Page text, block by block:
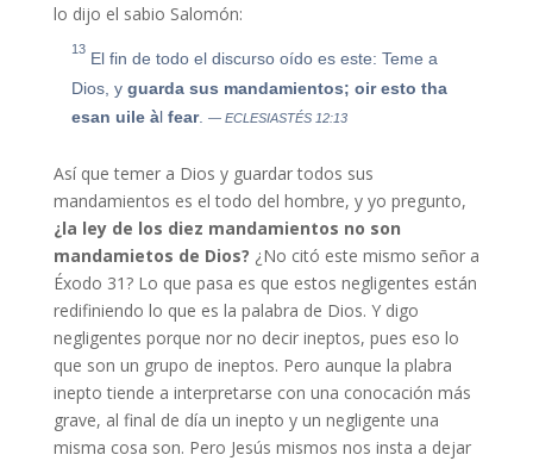
lo dijo el sabio Salomón:
13El fin de todo el discurso oído es este: Teme a
Dios, y guarda sus mandamientos; oir esto tha
esan uile àl fear. — ECLESIASTÉS 12:13
Así que temer a Dios y guardar todos sus
mandamientos es el todo del hombre, y yo pregunto,
¿la ley de los diez mandamientos no son
mandamietos de Dios? ¿No citó este mismo señor a
Éxodo 31? Lo que pasa es que estos negligentes están
redifiniendo lo que es la palabra de Dios. Y digo
negligentes porque nor no decir ineptos, pues eso lo
que son un grupo de ineptos. Pero aunque la plabra
inepto tiende a interpretarse con una conocación más
grave, al final de día un inepto y un negligente una
misma cosa son. Pero Jesús mismos nos insta a dejar